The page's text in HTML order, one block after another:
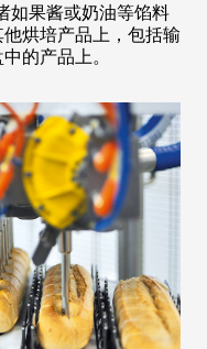
如果酱或奶油等馅料
烘培产品上，包括输
的产品上。